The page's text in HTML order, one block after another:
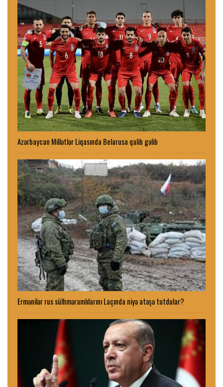
Azərbaycan Millətlər Liqasında Belarusa qalib gəlib
Ermənilər rus sülhməramlılarını Laçında niyə atəşə tutdular?